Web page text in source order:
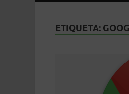
ETIQUETA: